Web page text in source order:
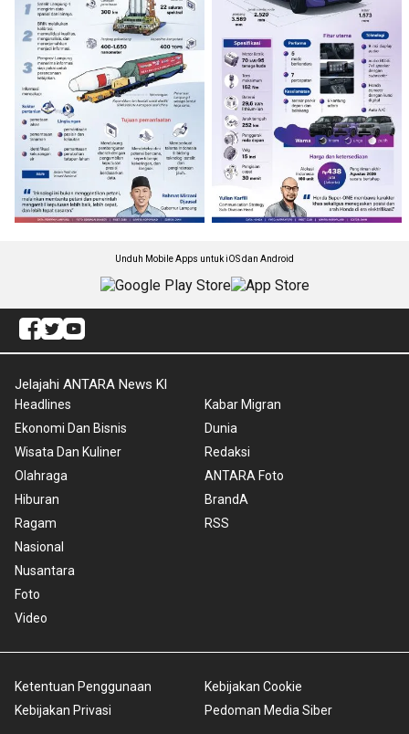
Unduh Mobile Apps untuk iOS dan Android
Jelajahi ANTARA News Kl
Headlines
Ekonomi Dan Bisnis
Wisata Dan Kuliner
Olahraga
Hiburan
Ragam
Nasional
Nusantara
Foto
Video
Kabar Migran
Dunia
Redaksi
ANTARA Foto
BrandA
RSS
Ketentuan Penggunaan
Kebijakan Privasi
Kebijakan Cookie
Pedoman Media Siber